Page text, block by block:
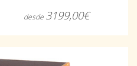
desde 3199,00€